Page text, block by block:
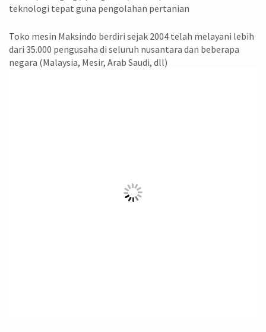
teknologi tepat guna pengolahan pertanian
Toko mesin Maksindo berdiri sejak 2004 telah melayani lebih
dari 35.000 pengusaha di seluruh nusantara dan beberapa
negara (Malaysia, Mesir, Arab Saudi, dll)